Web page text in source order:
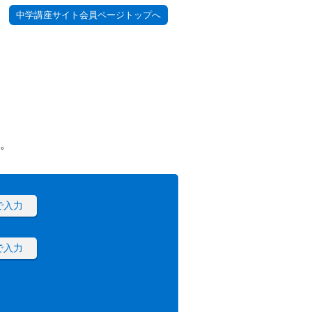
中学講座サイト会員ページトップへ
入力
入力